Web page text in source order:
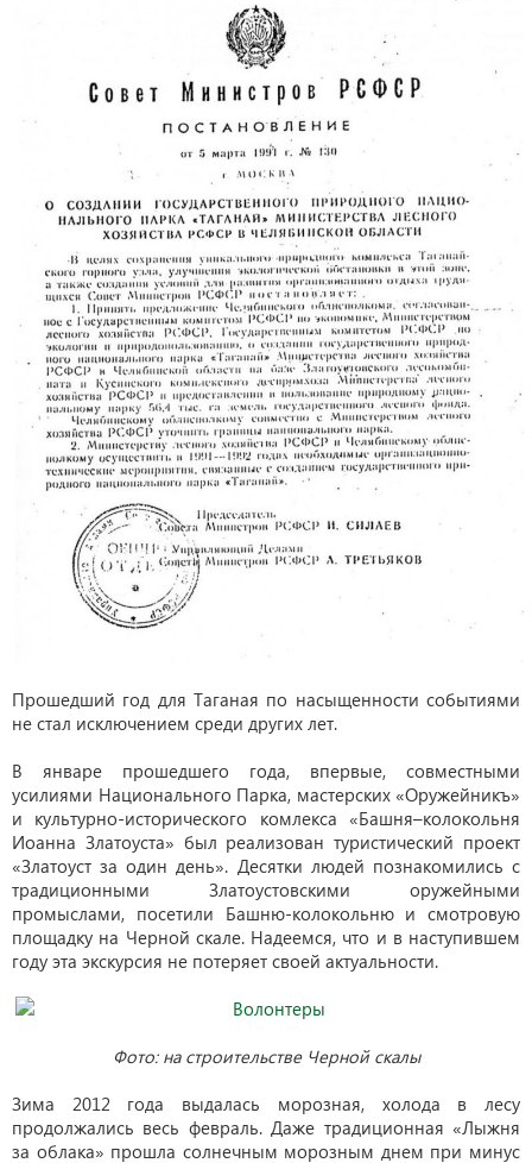
Прошедший год для Таганая по насыщенности событиями
не стал исключением среди других лет.
В январе прошедшего года, впервые, совместными
усилиями Национального Парка, мастерских «Оружейникъ»
и культурно-исторического комлекса «Башня–колокольня
Иоанна Златоуста» был реализован туристический проект
«Златоуст за один день». Десятки людей познакомились с
традиционными Златоустовскими оружейными
промыслами, посетили Башню-колокольню и смотровую
площадку на Черной скале. Надеемся, что и в наступившем
году эта экскурсия не потеряет своей актуальности.
Фото: на строительстве Черной скалы
Зима 2012 года выдалась морозная, холода в лесу
продолжались весь февраль. Даже традиционная «Лыжня
за облака» прошла солнечным морозным днем при минус